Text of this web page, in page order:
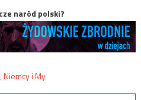
naród polski?